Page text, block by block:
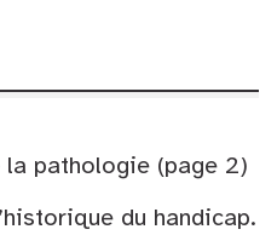
pathologie (page 2)
du handicap.